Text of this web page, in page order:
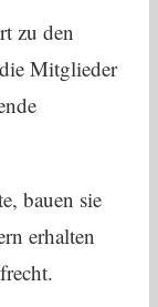
zu den
Mitglieder
bauen sie
erhalten